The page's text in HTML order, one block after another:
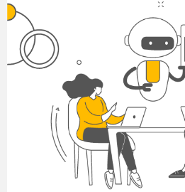
ІІІ
Встановіть
повісті Гофмана
поділеними на два
визначальними
а) відсутність високих
поривань
б) глибока